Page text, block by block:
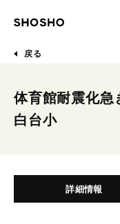
戻る
体育館耐震化急
白台小
詳細情報